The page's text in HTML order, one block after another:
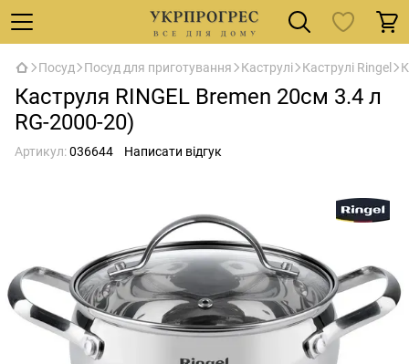
Посуд Посуд для приготування Каструлі Каструлі Ringel
Каструля RINGEL Bremen 20см 3.4 л
RG-2000-20)
Артикул:036644 Написати відгук